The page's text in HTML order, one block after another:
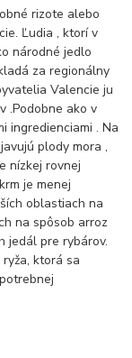
rizote alebo
Ľudia , ktorí v
národné jedlo
za regionálny
Valencie ju
.Podobne ako v
ingredienciami . Na
plody mora ,
nízkej rovnej
je menej
oblastiach na
na spôsob arroz
jedál pre rybárov.
ktorá sa